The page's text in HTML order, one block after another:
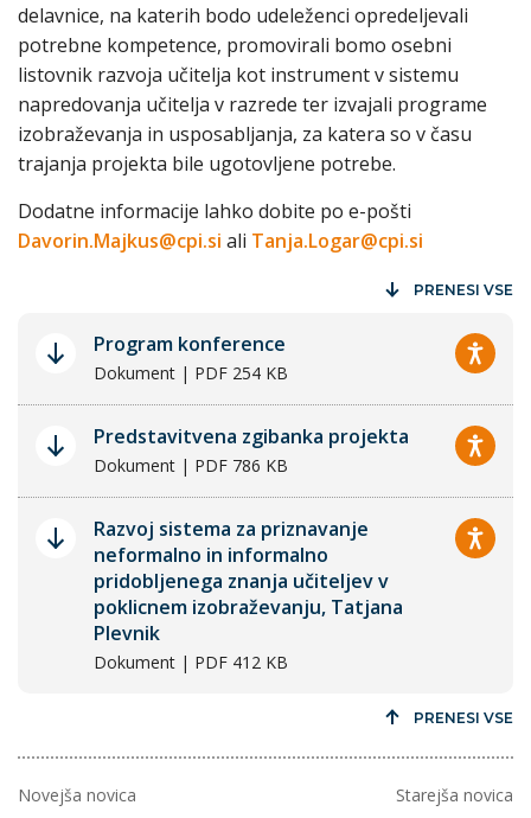
delavnice, na katerih bodo udeleženci opredeljevali
potrebne kompetence, promovirali bomo osebni
listovnik razvoja učitelja kot instrument v sistemu
napredovanja učitelja v razrede ter izvajali programe
izobraževanja in usposabljanja, za katera so v času
trajanja projekta bile ugotovljene potrebe.
Dodatne informacije lahko dobite po e-pošti
Davorin.Majkus@cpi.si ali Tanja.Logar@cpi.si
PRENESI VSE
Program konference
Dokument | PDF 254 KB
Predstavitvena zgibanka projekta
Dokument | PDF 786 KB
Razvoj sistema za priznavanje
neformalno in informalno
pridobljenega znanja učiteljev v
poklicnem izobraževanju, Tatjana
Plevnik
Dokument | PDF 412 KB
PRENESI VSE
Novejša novica
Starejša novica